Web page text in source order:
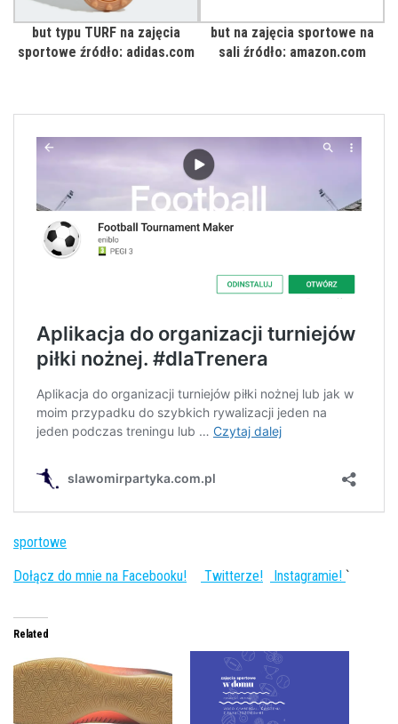
but typu TURF na zajęcia
sportowe źródło: adidas.com
but na zajęcia sportowe na
sali źródło: amazon.com
sportowe
Dołącz do mnie na Facebooku!
Twitterze! Instagramie! `
Related